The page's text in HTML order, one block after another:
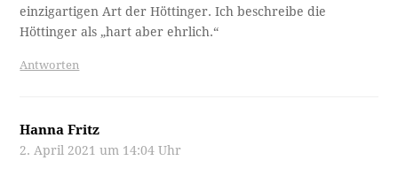
einzigartigen Art der Höttinger. Ich beschreibe die
Höttinger als „hart aber ehrlich.“
Antworten
Hanna Fritz
2. April 2021 um 14:04 Uhr